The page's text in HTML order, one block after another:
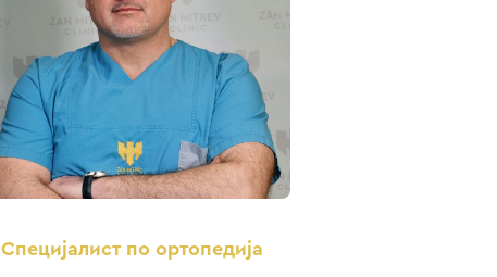
Специјалист по ортопедија